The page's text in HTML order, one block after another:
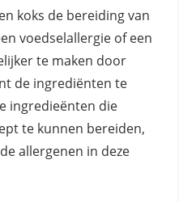
koks de bereiding van
voedselallergie of een
te maken door
de ingrediënten te
ingredieënten die
te kunnen bereiden,
allergenen in deze